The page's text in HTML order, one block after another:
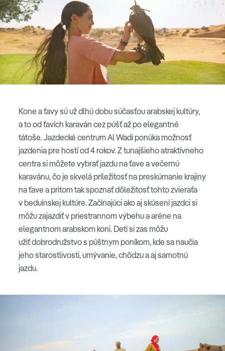
Kone a ťavy sú už dlhú dobu súčasťou arabskej kultúry,
a to od ťavích karaván cez púšť až po elegantné
tátoše. Jazdecké centrum Al Wadi ponúka možnosť
jazdenia pre hostí od 4 rokov. Z tunajšieho atraktívneho
centra si môžete vybrať jazdu na ťave a večernú
karavánu, čo je skvelá príležitosť na preskúmanie krajiny
na ťave a pritom tak spoznať dôležitosť tohto zvieraťa
v beduínskej kultúre. Začínajúci ako aj skúsení jazdci si
môžu zajazdiť v priestrannom výbehu a aréne na
elegantnom arabskom koni. Deti si zas môžu
užiť dobrodružstvo s púštnym poníkom, kde sa naučia
jeho starostlivosti, umývanie, chôdzu a aj samotnú
jazdu.